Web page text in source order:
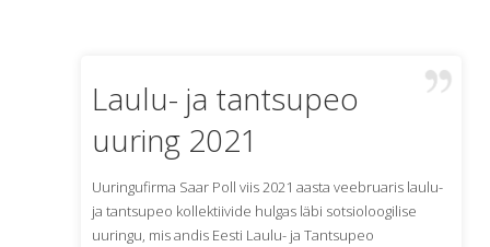
Laulu- ja tantsupeo
uuring 2021
Uuringufirma Saar Poll viis 2021 aasta veebruaris laulu-
ja tantsupeo kollektiivide hulgas läbi sotsioloogilise
uuringu, mis andis Eesti Laulu- ja Tantsupeo